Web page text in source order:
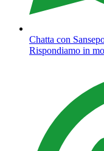
Chatta con
Rispondiamo in